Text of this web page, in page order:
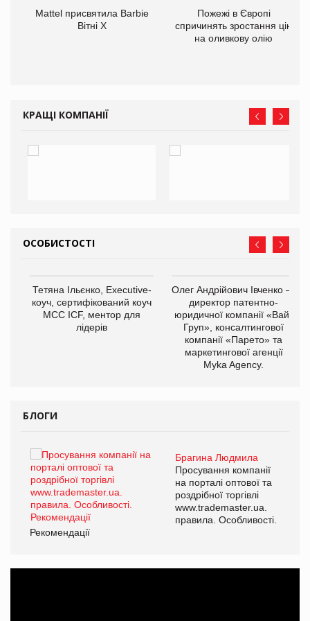
Mattel присвятила Barbie
Вітні Х
Пожежі в Європі
спричинять зростання цін
на оливкову олію
КРАЩІ КОМПАНІЇ
ОСОБИСТОСТІ
Тетяна Ільєнко, Executive-
коуч, сертифікований коуч
МСС ICF, ментор для
лідерів
Олег Андрійович Івченко —
директор патентно-
юридичної компанії «Вайз
Груп», консалтингової
компанії «Парето» та
маркетингової агенції
Myka Agency.
БЛОГИ
Брагина Людмила
Просування компанії
на порталі оптової та
роздрібної торгівлі
www.trademaster.ua.
правила. Особливості.
Рекомендації